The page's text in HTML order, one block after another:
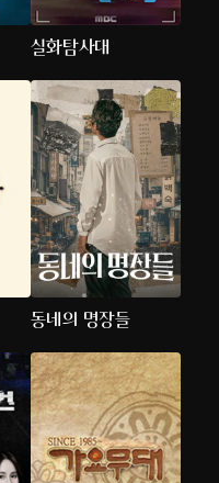
실화탐사대
동네의 명장들